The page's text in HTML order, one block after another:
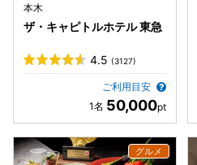
本木
ザ・キャピトルホテル 東急
4.5 (3127)
ご利用目安
50,000